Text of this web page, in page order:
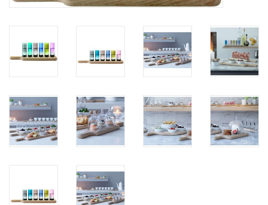
Bar & Wijn